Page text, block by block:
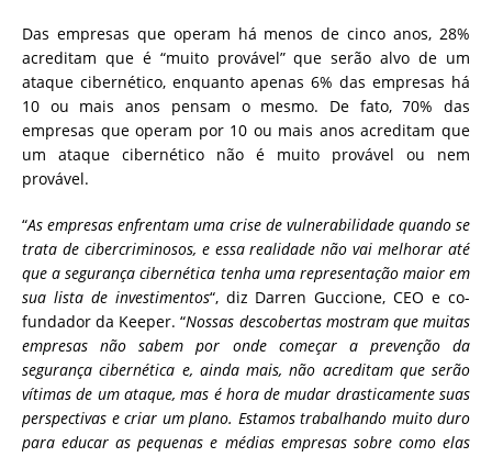
Das empresas que operam há menos de cinco anos, 28%
acreditam que é “muito provável” que serão alvo de um
ataque cibernético, enquanto apenas 6% das empresas há
10 ou mais anos pensam o mesmo. De fato, 70% das
empresas que operam por 10 ou mais anos acreditam que
um ataque cibernético não é muito provável ou nem
provável.
“As empresas enfrentam uma crise de vulnerabilidade quando se
trata de cibercriminosos, e essa realidade não vai melhorar até
que a segurança cibernética tenha uma representação maior em
sua lista de investimentos“, diz Darren Guccione, CEO e co-
fundador da Keeper. “Nossas descobertas mostram que muitas
empresas não sabem por onde começar a prevenção da
segurança cibernética e, ainda mais, não acreditam que serão
vítimas de um ataque, mas é hora de mudar drasticamente suas
perspectivas e criar um plano. Estamos trabalhando muito duro
para educar as pequenas e médias empresas sobre como elas